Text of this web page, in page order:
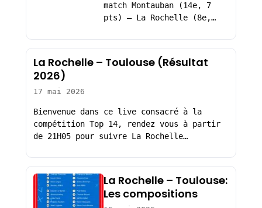
match Montauban (14e, 7
pts) – La Rochelle (8e,…
La Rochelle – Toulouse (Résultat
2026)
17 mai 2026
Bienvenue dans ce live consacré à la
compétition Top 14, rendez vous à partir
de 21H05 pour suivre La Rochelle…
La Rochelle – Toulouse:
Les compositions